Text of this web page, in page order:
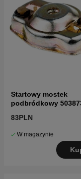
Startowy mostek
podbródkowy
83PLN
W magazynie